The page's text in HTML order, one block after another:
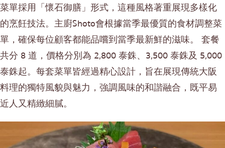
菜單採用「懷石御膳」形式，這種風格著重展現多樣化
的烹飪技法。主廚Shoto會根據當季最優質的食材調整菜
單，確保每位顧客都能品嚐到當季最新鮮的滋味。 套餐
共分 8 道，價格分別為 2,800 泰銖、3,500 泰銖及 5,000
泰銖起。每套菜單皆經過精心設計，旨在展現傳統大阪
料理的獨特風貌與魅力，強調風味的和諧融合，既平易
近人又精緻細膩。